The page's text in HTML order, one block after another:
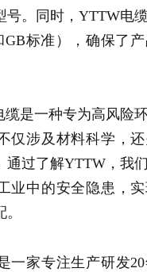
号。同时，YTTW电
GB标准），确保了
是一种专为高风险
仅涉及材料科学，
通过了解YTTW，我
业中的安全隐患，
一家专注生产研发